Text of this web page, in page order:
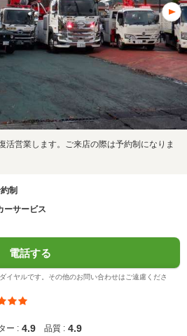
活営業します。ご来店の際は予約制になりま
制
ーサービス
電話する
イヤルです。その他のお問い合わせはご遠慮くださ
ー : 4.9 品質 : 4.9